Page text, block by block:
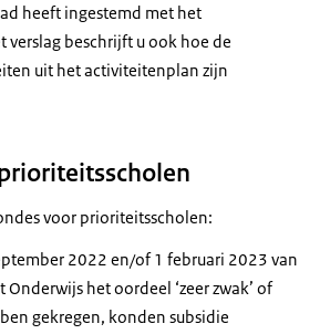
heeft ingestemd met het
beschrijft u ook hoe de
uit het activiteitenplan zijn
voor prioriteitsscholen:
2022 en/of 1 februari 2023 van
het oordeel ‘zeer zwak’ of
gekregen, konden subsidie